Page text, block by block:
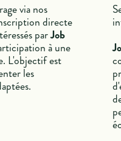
via nos
directe
parJob
à une
L'objectif est
les